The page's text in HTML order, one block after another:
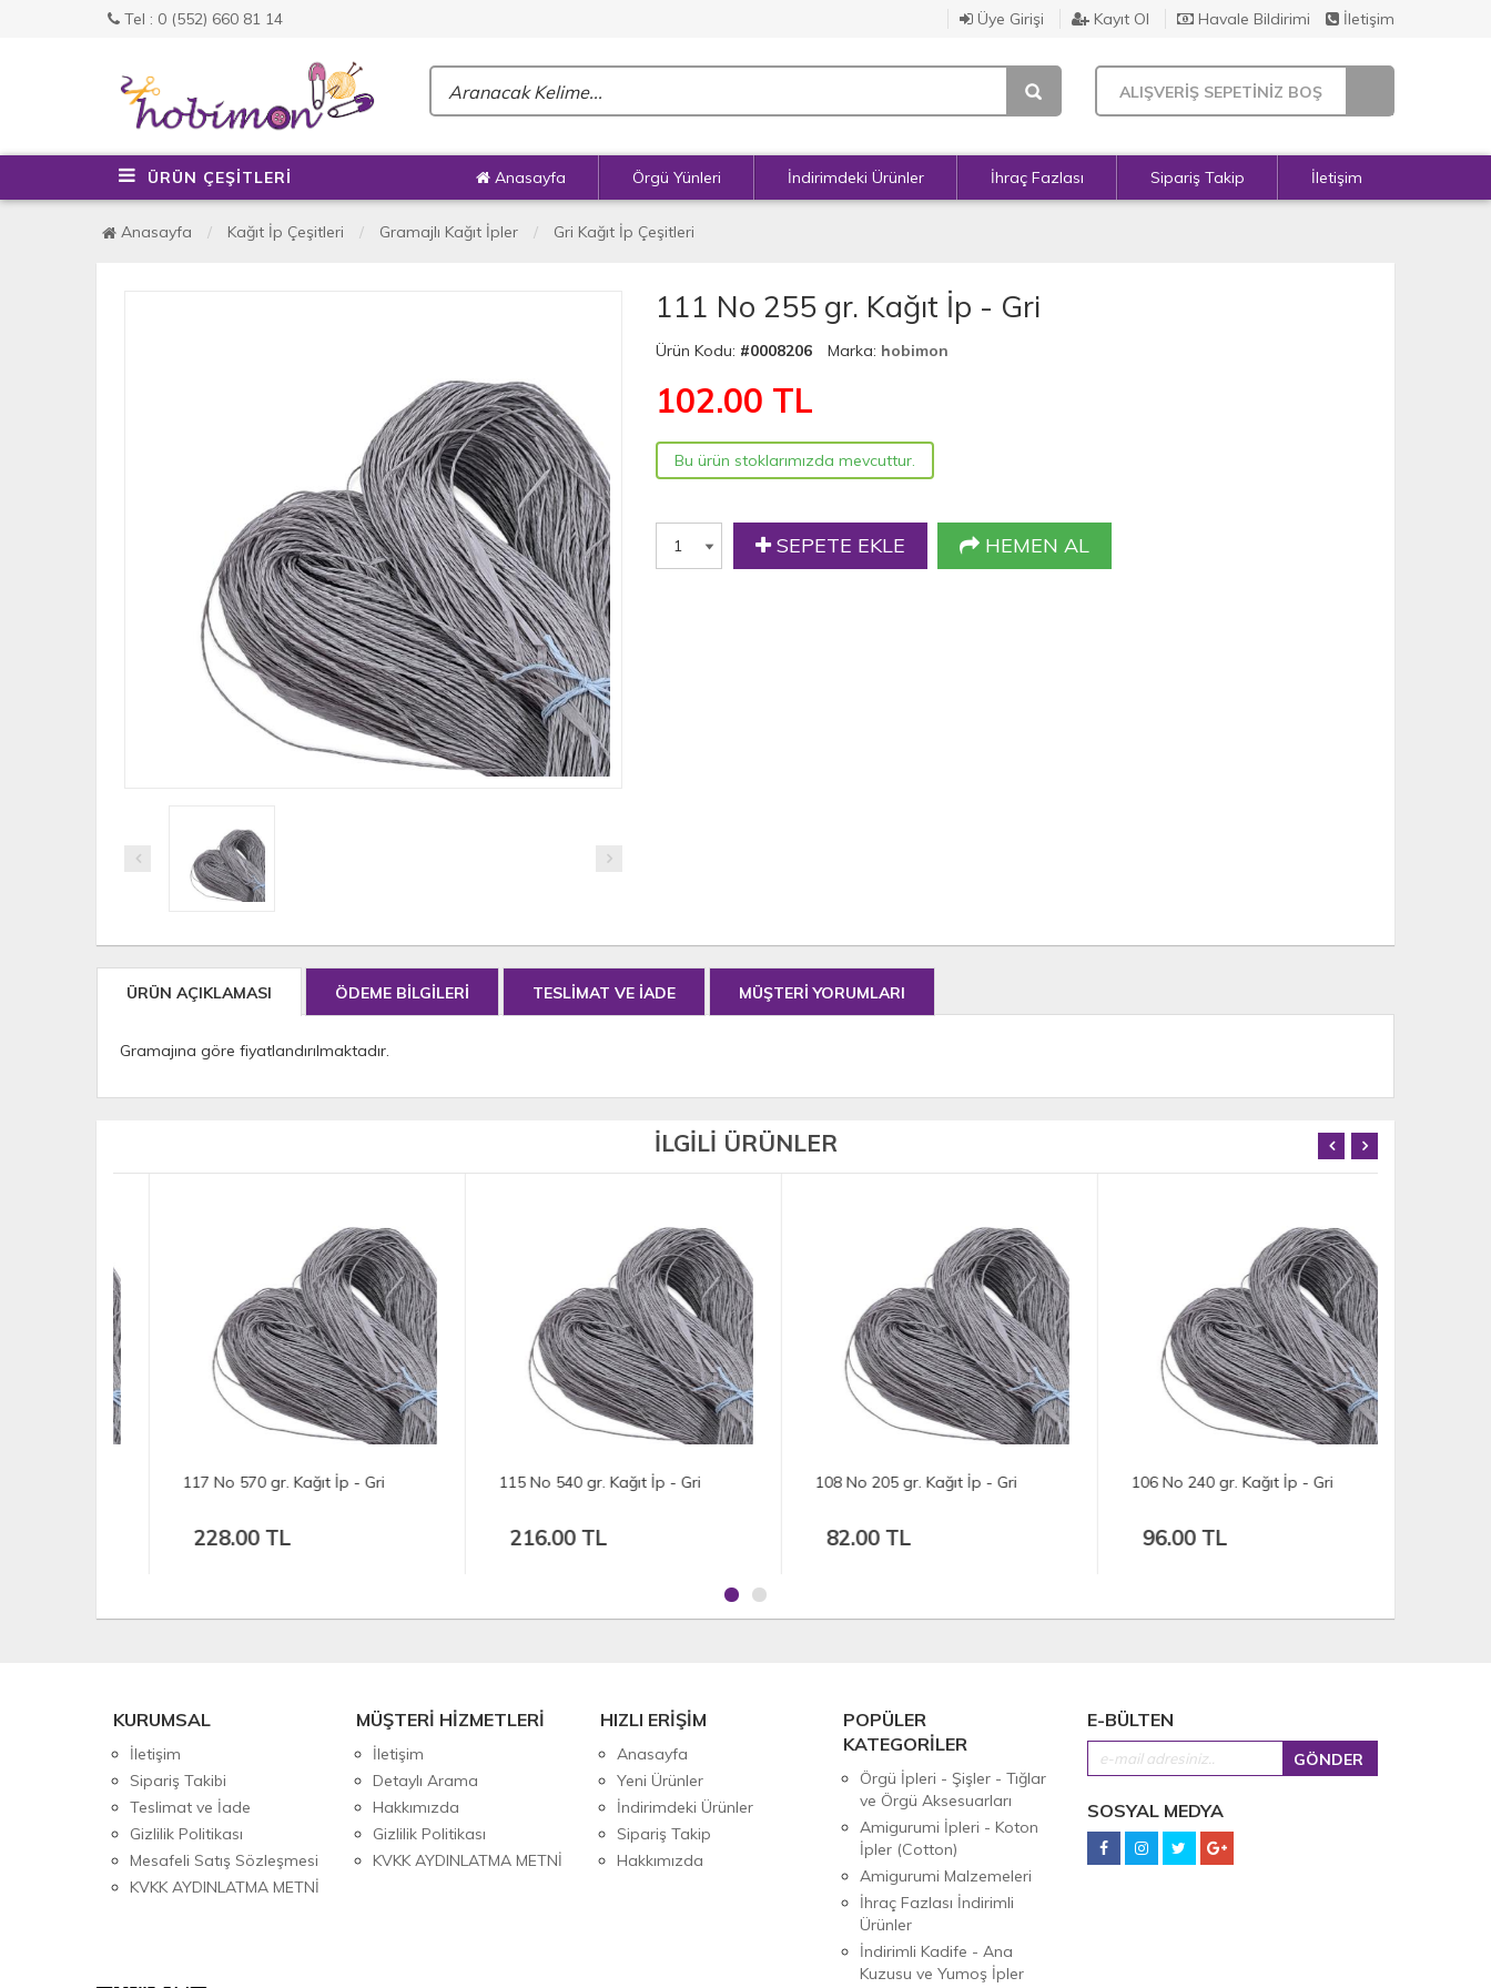
Tel : 0 (552) 660 81 14 Üye Girişi Kayıt Ol Havale Bildirimi İletişim
ALIŞVERİŞ SEPETİNİZ BOŞ
ÜRÜN ÇEŞİTLERİ Anasayfa Örgü Yünleri İndirimdeki Ürünler İhraç Fazlası Sipariş Takip İletişim
Anasayfa Kağıt İp Çeşitleri Gramajlı Kağıt İpler Gri Kağıt İp Çeşitleri
111 No 255 gr. Kağıt İp - Gri
Ürün Kodu: #0008206 Marka: hobimon
102.00 TL
Bu ürün stoklarımızda mevcuttur.
SEPETE EKLE HEMEN AL
ÜRÜN AÇIKLAMASI ÖDEME BİLGİLERİ TESLİMAT VE İADE MÜŞTERİ YORUMLARI
Gramajına göre fiyatlandırılmaktadır.
İLGİLİ ÜRÜNLER
117 No 570 gr. Kağıt İp - Gri
228.00 TL
115 No 540 gr. Kağıt İp - Gri
216.00 TL
108 No 205 gr. Kağıt İp - Gri
82.00 TL
106 No 240 gr. Kağıt İp - Gri
96.00 TL
KURUMSAL
İletişim
Sipariş Takibi
Teslimat ve İade
Gizlilik Politikası
Mesafeli Satış Sözleşmesi
KVKK AYDINLATMA METNİ
MÜŞTERİ HİZMETLERİ
İletişim
Detaylı Arama
Hakkımızda
Gizlilik Politikası
KVKK AYDINLATMA METNİ
HIZLI ERİŞİM
Anasayfa
Yeni Ürünler
İndirimdeki Ürünler
Sipariş Takip
Hakkımızda
POPÜLER
KATEGORİLER
Örgü İpleri - Şişler - Tığlar
ve Örgü Aksesuarları
Amigurumi İpleri - Koton
İpler (Cotton)
Amigurumi Malzemeleri
İhraç Fazlası İndirimli
Ürünler
İndirimli Kadife - Ana
Kuzusu ve Yumoş İpler
E-BÜLTEN
SOSYAL MEDYA